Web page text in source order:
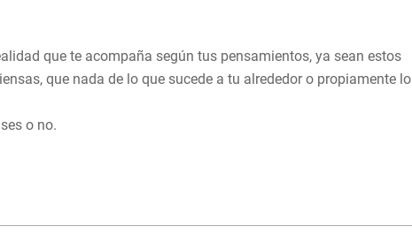
que te acompaña según tus pensamientos, ya sean estos
que nada de lo que sucede a tu alrededor o propiamente lo
o no.